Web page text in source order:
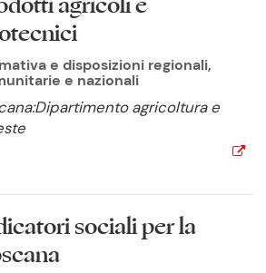
e disposizioni regionali,
e nazionali
agricoltura e
sociali per la